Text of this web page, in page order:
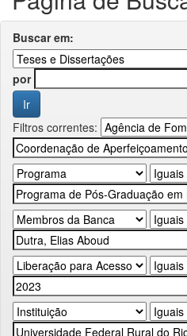
Buscar em:
por
Filtros correntes: